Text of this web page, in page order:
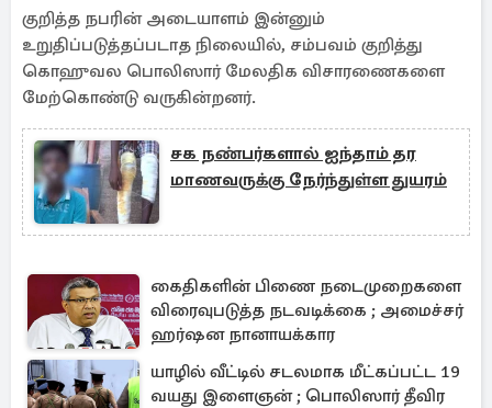
குறித்த நபரின் அடையாளம் இன்னும்
உறுதிப்படுத்தப்படாத நிலையில், சம்பவம் குறித்து
கொஹுவல பொலிஸார் மேலதிக விசாரணைகளை
மேற்கொண்டு வருகின்றனர்.
சக நண்பர்களால் ஐந்தாம் தர
மாணவருக்கு நேர்ந்துள்ள துயரம்
கைதிகளின் பிணை நடைமுறைகளை
விரைவுபடுத்த நடவடிக்கை ; அமைச்சர்
ஹர்ஷன நானாயக்கார
யாழில் வீட்டில் சடலமாக மீட்கப்பட்ட 19
வயது இளைஞன் ; பொலிஸார் தீவிர